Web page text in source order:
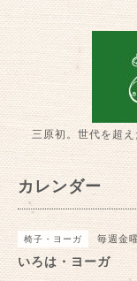
三原初。世代を超
カレンダー
椅子・ヨーガ 毎週金
いろは・ヨーガ